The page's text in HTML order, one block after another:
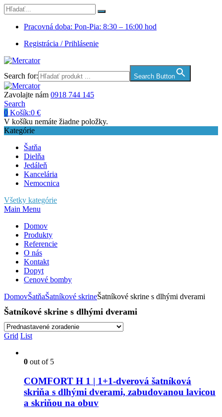
Pracovná doba: Pon-Pia: 8:30 – 16:00 hod
Registrácia / Prihlásenie
Search for: Search Button
Zavolajte nám 0918 744 145
Search
0 Košík:0 €
V košíku nemáte žiadne položky.
Kategórie
Šatňa
Dielňa
Jedáleň
Kancelária
Nemocnica
Všetky kategórie
Main Menu
Domov
Produkty
Referencie
O nás
Kontakt
Dopyt
Cenové bomby
DomovŠatňaŠatníkové skrineŠatníkové skrine s dlhými dverami
Šatníkové skrine s dlhými dverami
Grid List
0 out of 5
COMFORT H 1 | 1+1-dverová šatníková
skriňa s dlhými dverami, zabudovanou lavicou
a skriňou na obuv